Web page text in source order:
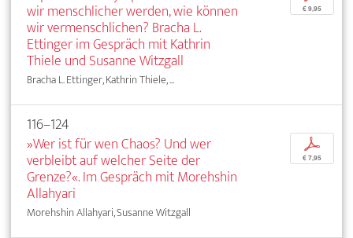
wir menschlicher werden, wie können
wir vermenschlichen? Bracha L.
Ettinger im Gespräch mit Kathrin
Thiele und Susanne Witzgall
Bracha L. Ettinger, Kathrin Thiele, ...
€ 9,95
116–124
»Wer ist für wen Chaos? Und wer
verbleibt auf welcher Seite der
Grenze?«. Im Gespräch mit Morehshin
Allahyari
Morehshin Allahyari, Susanne Witzgall
p
€ 7,95